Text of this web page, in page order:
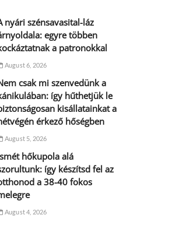
nyári szénsavasital-láz
egyre többen
a patronokkal
August 6, 2026
csak mi szenvedünk a
így hűthetjük le
kisállatainkat a
érkező hőségben
August 5, 2026
hőkupola alá
így készítsd fel az
a 38-40 fokos
August 4, 2026